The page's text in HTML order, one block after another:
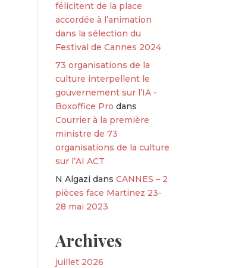
félicitent de la place
accordée à l’animation
dans la sélection du
Festival de Cannes 2024
73 organisations de la
culture interpellent le
gouvernement sur l’IA -
Boxoffice Pro dans
Courrier à la première
ministre de 73
organisations de la culture
sur l’AI ACT
N Algazi dansCANNES – 2
pièces face Martinez 23-
28 mai 2023
Archives
juillet 2026